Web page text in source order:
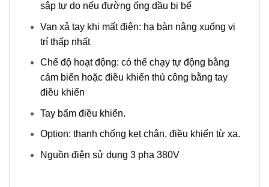
sập tự do nếu đường ống dầu bị bể
Van xả tay khi mất điện: hạ bàn nâng xuống vị
trí thấp nhất
Chế độ hoạt động: có thể chạy tự động bằng
cảm biến hoặc điều khiển thủ công bằng tay
điều khiển
Tay bấm điều khiển.
Option: thanh chống kẹt chân, điều khiển từ xa.
Nguồn điện sử dụng 3 pha 380V